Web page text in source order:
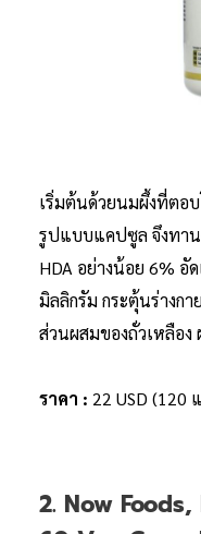
เริ่มต้นด้วยนมผึ้งที่ตอ
รูปแบบแคปซูล จึงทาน
HDA อย่างน้อย 6%
มิลลิกรัม กระตุ้นร่างก
ส่วนผสมของถั่วเหลือง
ราคา : 22 USD (120
2. Now